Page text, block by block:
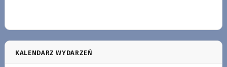
KALENDARZ WYDARZEŃ